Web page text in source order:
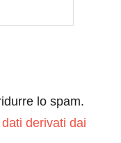
lo spam.
derivati dai